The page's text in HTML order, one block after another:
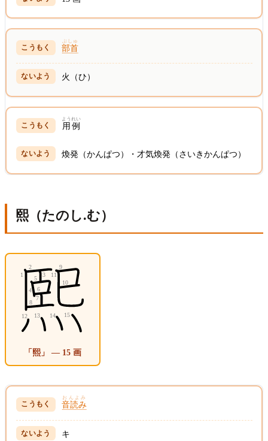
部首
ぶしゅ
火（ひ）
用例
ようれい
煥発（かんぱつ）・才気煥発（さいきかんぱつ）
熙（たのし.む）
「熙」 — 15 画
音読み
おんよみ
キ